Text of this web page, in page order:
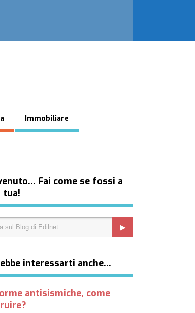
Immobiliare
Fai come se fossi a
tua!
interessarti anche…
antisismiche, come